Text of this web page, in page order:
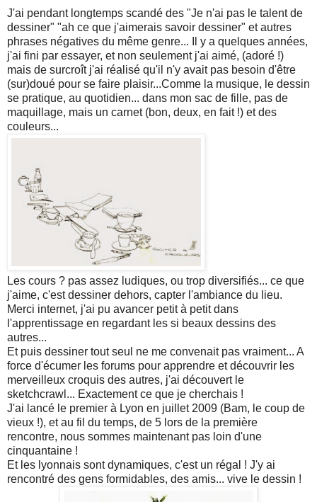
J'ai pendant longtemps scandé des "Je n'ai pas le talent de
dessiner" "ah ce que j'aimerais savoir dessiner" et autres
phrases négatives du même genre... Il y a quelques années,
j'ai fini par essayer, et non seulement j'ai aimé, (adoré !)
mais de surcroît j'ai réalisé qu'il n'y avait pas besoin d'être
(sur)doué pour se faire plaisir...Comme la musique, le dessin
se pratique, au quotidien... dans mon sac de fille, pas de
maquillage, mais un carnet (bon, deux, en fait !) et des
couleurs...
Les cours ? pas assez ludiques, ou trop diversifiés... ce que
j'aime, c'est dessiner dehors, capter l'ambiance du lieu.
Merci internet, j'ai pu avancer petit à petit dans
l'apprentissage en regardant les si beaux dessins des
autres...
Et puis dessiner tout seul ne me convenait pas vraiment... A
force d'écumer les forums pour apprendre et découvrir les
merveilleux croquis des autres, j'ai découvert le
sketchcrawl... Exactement ce que je cherchais !
J'ai lancé le premier à Lyon en juillet 2009 (Bam, le coup de
vieux !), et au fil du temps, de 5 lors de la première
rencontre, nous sommes maintenant pas loin d'une
cinquantaine !
Et les lyonnais sont dynamiques, c'est un régal ! J'y ai
rencontré des gens formidables, des amis... vive le dessin !